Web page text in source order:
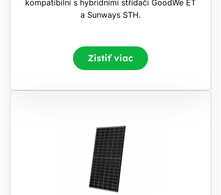
kompatibilní s hybridními střídači GoodWe ET
a Sunways STH.
Zistiť viac